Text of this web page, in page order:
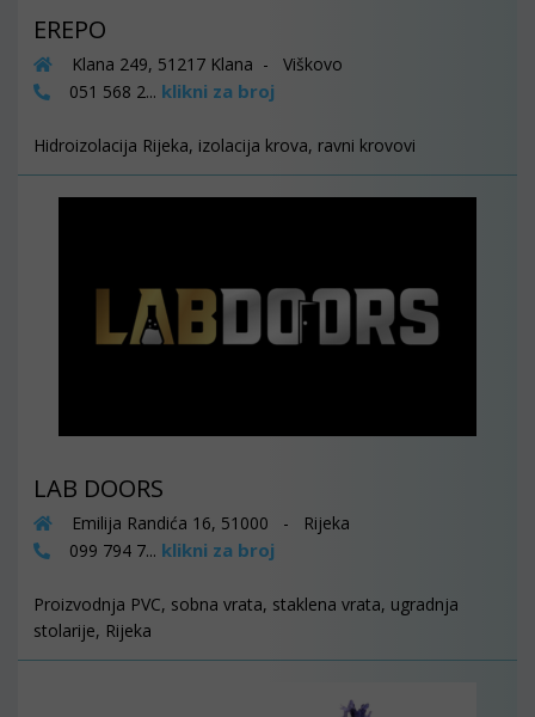
EREPO
Klana 249, 51217 Klana - Viškovo
051 568 2... klikni za broj
Hidroizolacija Rijeka, izolacija krova, ravni krovovi
LAB DOORS
Emilija Randića 16, 51000 - Rijeka
099 794 7... klikni za broj
Proizvodnja PVC, sobna vrata, staklena vrata, ugradnja
stolarije, Rijeka